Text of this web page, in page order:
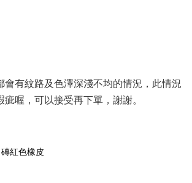
會有紋路及色澤深淺不均的情況，此情況
喔，可以接受再下單，謝謝。
紅色橡皮